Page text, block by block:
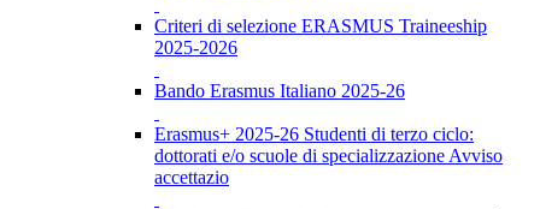
Criteri di selezione ERASMUS Traineeship
2025-2026
Bando Erasmus Italiano 2025-26
Erasmus+ 2025-26 Studenti di terzo ciclo:
dottorati e/o scuole di specializzazione Avviso
accettazio